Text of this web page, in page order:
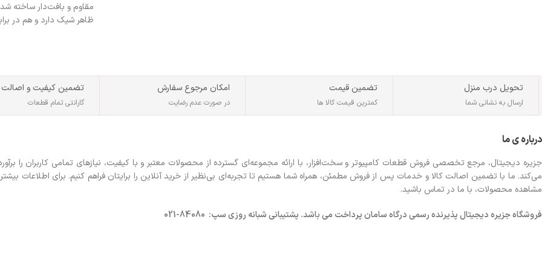
مقاوم و بافت‌دار ساخته
ظاهر شیک دارد و هم در
تحویل درب منزل
ارسال به نشانی شما
تضمین قیمت
کمترین قیمت کالا ها
امکان مرجوع سفارش
در صورت عدم رضایت
تضمین کیفیت و اصالت
گارانتی تمام قطعات
درباره ی ما
جزیره دیجیتال، مرجع تخصصی فروش قطعات کامپیوتر و سخت‌افزار، با ارائه مجموعه‌ای گسترده از محصولات معتبر و با کیفیت، نیازهای تمامی کاربران را
می‌کند. ما با تضمین اصالت کالا و خدمات پس از فروش مطمئن، همراه شما هستیم تا تجربه‌ای بی‌نظیر از خرید آنلاین را برایتان فراهم کنیم. برای اطلاعات
مشاهده محصولات، با ما در تماس باشید.
فروشگاهجزیره دیجیتال پذیرنده رسمی درگاه سامان پرداخت می باشد. پشتیبانی شبانه روزی سپ: 84080-021